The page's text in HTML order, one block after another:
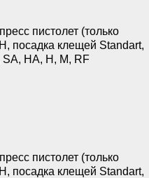
пистолет (только
посадка клещей Standart,
HA, H, M, RF
пистолет (только
посадка клещей Standart,